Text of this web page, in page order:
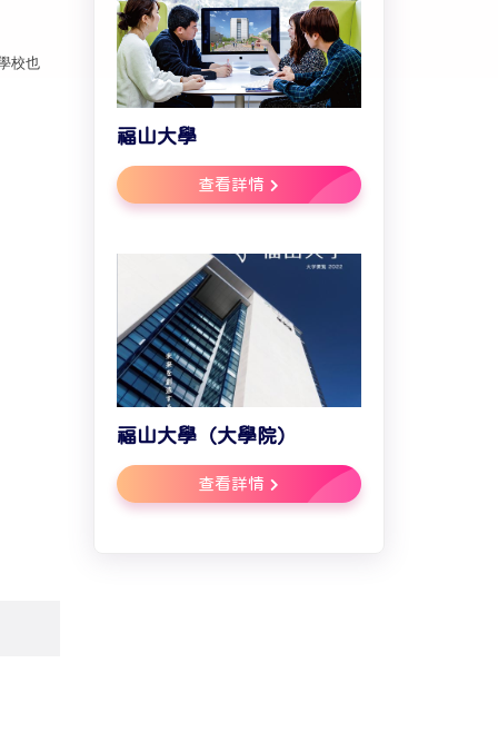
校也
福山大學
查看詳情
福山大學（大學院）
查看詳情